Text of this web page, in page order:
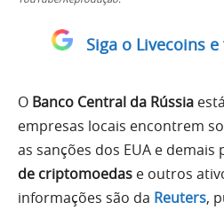
Siga o Livecoins
O Banco Central da Rússia
empresas locais encontrem
as sanções dos EUA e demais
de criptomoedas e outros
informações são da Reuters,